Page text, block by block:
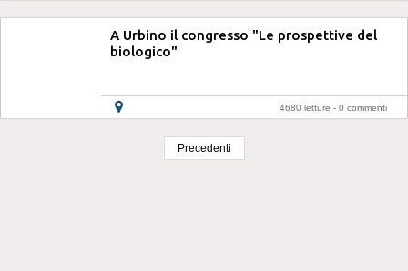
A Urbino il congresso "Le prospettive del
biologico"
4680 letture - 0 commenti
Precedenti